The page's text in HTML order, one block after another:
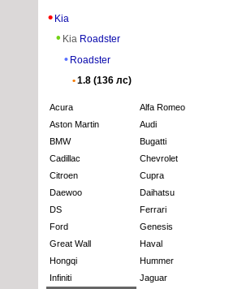
Kia
Kia Roadster
Roadster
1.8 (136 лс)
Acura Alfa Romeo
Aston Martin
Audi
BMW
Bugatti
Cadillac
Chevrolet
Citroen
Cupra
Daewoo
Daihatsu
DS
Ferrari
Ford
Genesis
Great Wall
Haval
Hongqi
Hummer
Infiniti
Jaguar